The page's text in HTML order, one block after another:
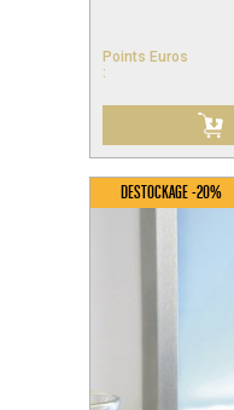
Points Euros
:
DESTOCKAGE -20%